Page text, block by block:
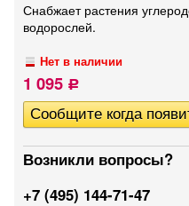
Снабжает растения
водорослей.
Нет в наличии
1 095 Р
Возникли вопросы?
+7 (495) 144-71-47